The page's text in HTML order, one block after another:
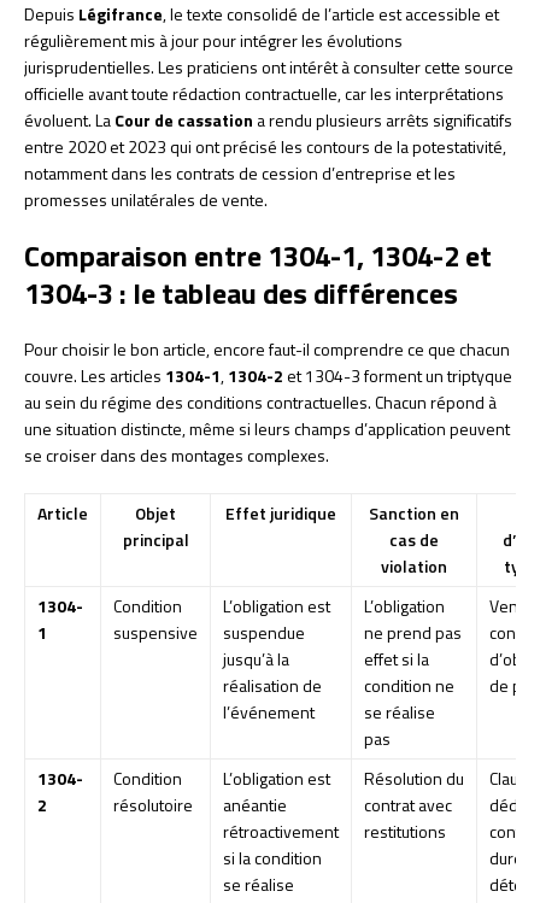
Depuis Légifrance, le texte consolidé de l’article est accessible et
régulièrement mis à jour pour intégrer les évolutions
jurisprudentielles. Les praticiens ont intérêt à consulter cette source
officielle avant toute rédaction contractuelle, car les interprétations
évoluent. LaCour de cassation a rendu plusieurs arrêts significatifs
entre 2020 et 2023 qui ont précisé les contours de la potestativité,
notamment dans les contrats de cession d’entreprise et les
promesses unilatérales de vente.
Comparaison entre 1304-1, 1304-2 et
1304-3 : le tableau des différences
Pour choisir le bon article, encore faut-il comprendre ce que chacun
couvre. Les articles 1304-1,1304-2et 1304-3 forment un triptyque
au sein du régime des conditions contractuelles. Chacun répond à
une situation distincte, même si leurs champs d’application peuvent
se croiser dans des montages complexes.
Article
Objet
principal
Effet juridique
Sanction en
cas de
violation
1304-
1
Condition
suspensive
L’obligation est
suspendue
jusqu’à la
réalisation de
l’événement
L’obligation
ne prend pas
effet si la
condition ne
se réalise
pas
Vente
de
1304-
2
Condition
résolutoire
L’obligation est
anéantie
rétroactivement
si la condition
se réalise
Résolution du
contrat avec
restitutions
dédit,
durée